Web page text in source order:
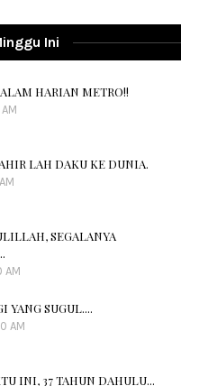
Ini
HARIAN METRO!!
LAH DAKU KE DUNIA.
SEGALANYA
AM
YANG SUGUL....
AM
INI, 37 TAHUN DAHULU...